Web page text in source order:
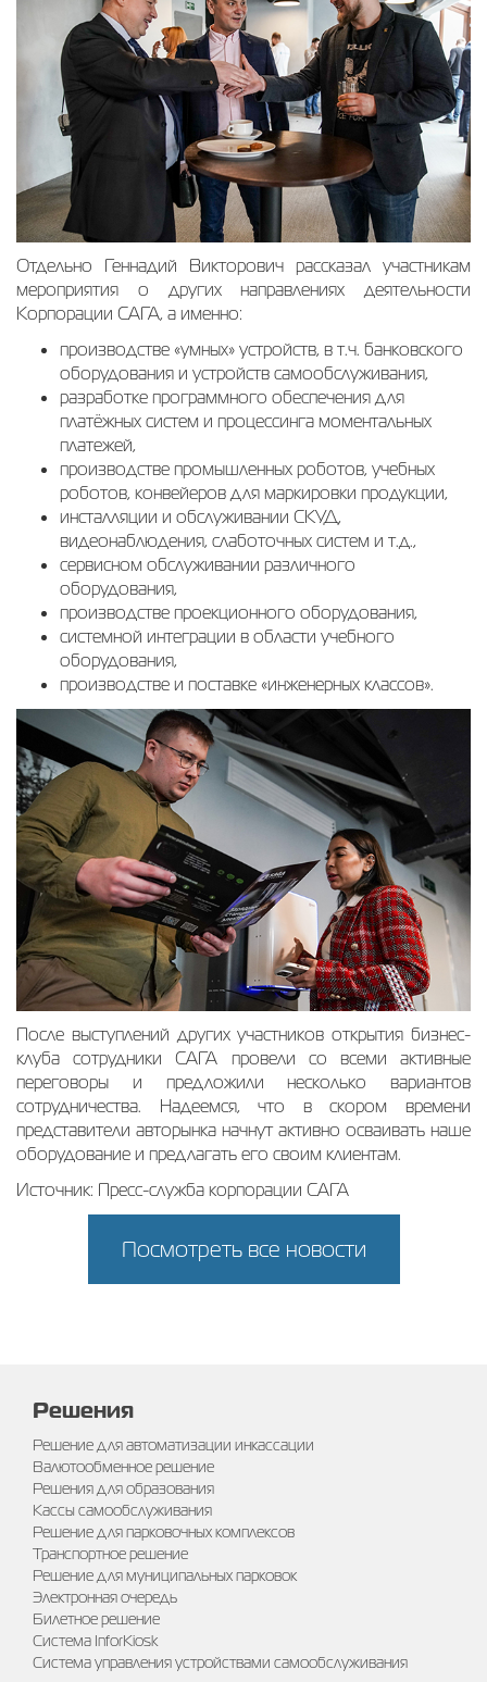
Отдельно Геннадий Викторович рассказал участникам
мероприятия о других направлениях деятельности
Корпорации САГА, а именно:
производстве «умных» устройств, в т.ч. банковского
оборудования и устройств самообслуживания,
разработке программного обеспечения для
платёжных систем и процессинга моментальных
платежей,
производстве промышленных роботов, учебных
роботов, конвейеров для маркировки продукции,
инсталляции и обслуживании СКУД,
видеонаблюдения, слаботочных систем и т.д.,
сервисном обслуживании различного
оборудования,
производстве проекционного оборудования,
системной интеграции в области учебного
оборудования,
производстве и поставке «инженерных классов».
После выступлений других участников открытия бизнес-
клуба сотрудники САГА провели со всеми активные
переговоры и предложили несколько вариантов
сотрудничества. Надеемся, что в скором времени
представители авторынка начнут активно осваивать наше
оборудование и предлагать его своим клиентам.
Источник: Пресс-служба корпорации САГА
Посмотреть все новости
Решения
Решение для автоматизации инкассации
Валютообменное решение
Решения для образования
Кассы самообслуживания
Решение для парковочных комплексов
Транспортное решение
Решение для муниципальных парковок
Электронная очередь
Билетное решение
Система InforKiosk
Система управления устройствами самообслуживания